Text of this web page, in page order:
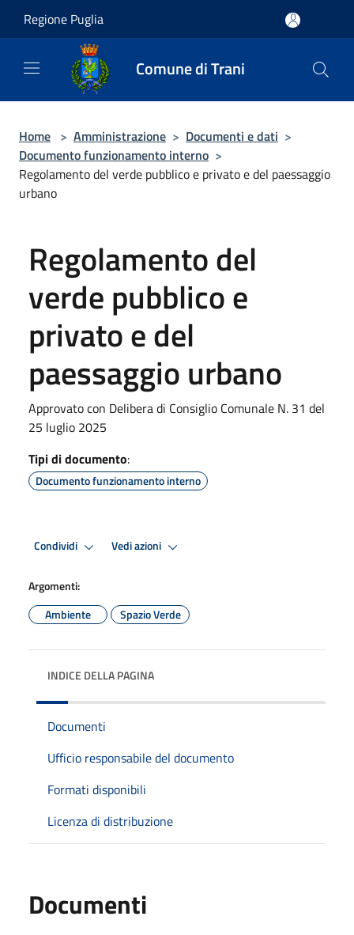
Regione Puglia
Comune di Trani
Home > Amministrazione > Documenti e dati >
Documento funzionamento interno >
Regolamento del verde pubblico e privato e del paessaggio
urbano
Regolamento del
verde pubblico e
privato e del
paessaggio urbano
Approvato con Delibera di Consiglio Comunale N. 31 del
25 luglio 2025
Tipi di documento:
Documento funzionamento interno
Condividi Vedi azioni
Argomenti:
Ambiente
Spazio Verde
INDICE DELLA PAGINA
Documenti
Ufficio responsabile del documento
Formati disponibili
Licenza di distribuzione
Documenti